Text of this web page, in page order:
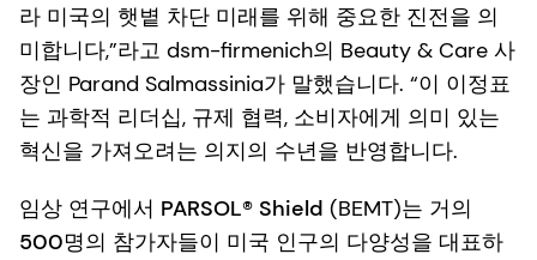
라 미국의 햇볕 차단 미래를 위해 중요한 진전을 의
미합니다,”라고 dsm-firmenich의 Beauty & Care 사
장인 Parand Salmassinia가 말했습니다. “이 이정표
는 과학적 리더십, 규제 협력, 소비자에게 의미 있는
혁신을 가져오려는 의지의 수년을 반영합니다.
임상 연구에서 PARSOL® Shield (BEMT)는 거의
500명의 참가자들이 미국 인구의 다양성을 대표하